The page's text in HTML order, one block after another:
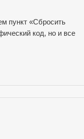
пункт «Сбросить
код, но и все